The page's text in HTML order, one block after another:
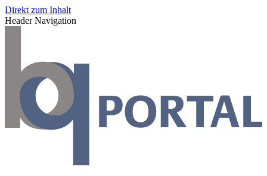
Direkt zum Inhalt
Header Navigation